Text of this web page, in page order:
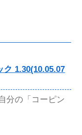
ク 1.30(10.05.07
分の「コーピン